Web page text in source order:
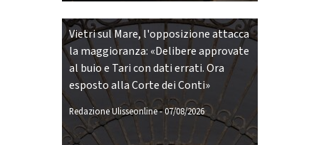
Vietri sul Mare, l'opposizione attacca
la maggioranza: «Delibere approvate
al buio e Tari con dati errati. Ora
esposto alla Corte dei Conti»
Redazione Ulisseonline-07/08/2026